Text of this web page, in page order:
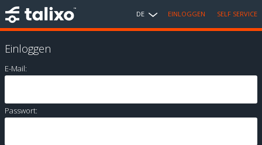
DE EINLOGGEN SELF SERVICE
Einloggen
E-Mail:
Passwort: